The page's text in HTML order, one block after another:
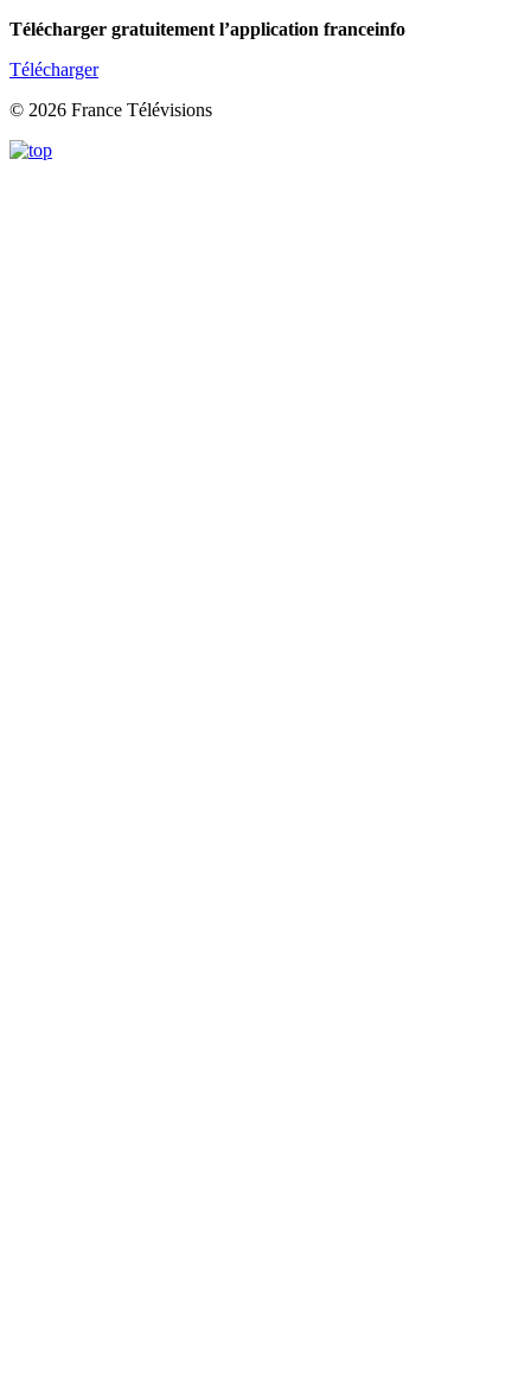
Télécharger gratuitement l’application franceinfo
Télécharger
© 2026 France Télévisions